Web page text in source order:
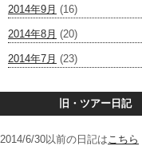
2014年9月 (16)
2014年8月 (20)
2014年7月 (23)
旧・ツアー日記
2014/6/30以前の日記はこちら